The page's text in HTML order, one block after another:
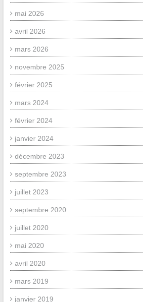
mai 2026
avril 2026
mars 2026
novembre 2025
février 2025
mars 2024
février 2024
janvier 2024
décembre 2023
septembre 2023
juillet 2023
septembre 2020
juillet 2020
mai 2020
avril 2020
mars 2019
janvier 2019